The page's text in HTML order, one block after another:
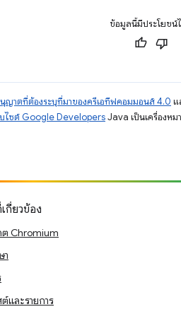
ข้อมูลนี้มีประโยชน์
ญาตที่ต้องระบุที่มาของครีเอทีฟคอมมอนส์ 4.0 แ
บไซต์ Google DevelopersJava เป็นเครื่องห
กี่ยวข้อง
ต Chromium
และรายการ